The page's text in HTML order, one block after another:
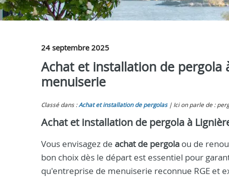
24 septembre 2025
Achat et installation de pergola
menuiserie
Classé dans :Achat et installation de pergolas Ici on parle de :
Achat et installation de pergola à
Vous envisagez de achat de pergola ou de
bon choix dès le départ est essentiel pour
qu'entreprise de menuiserie reconnue RGE et